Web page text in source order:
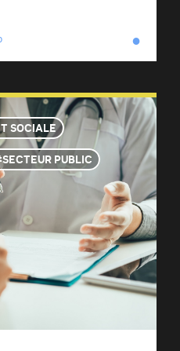
●
SOCIALE
SECTEUR PUBLIC